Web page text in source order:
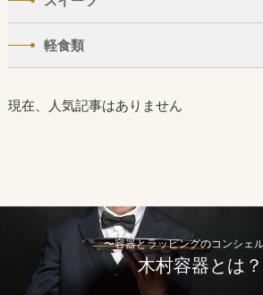
軽食類
現在、人気記事はありません
〜容器とラッピングのコンシェ
木村容器とは？